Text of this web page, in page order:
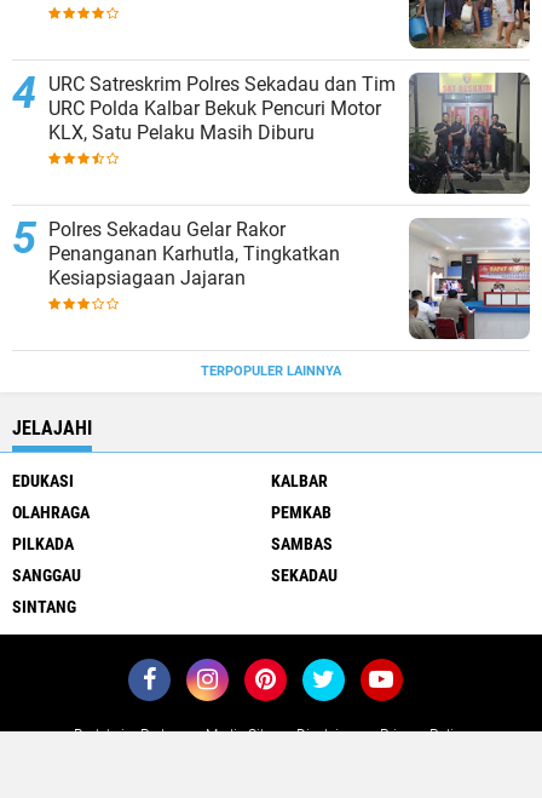
URC Satreskrim Polres Sekadau dan Tim
URC Polda Kalbar Bekuk Pencuri Motor
KLX, Satu Pelaku Masih Diburu
Polres Sekadau Gelar Rakor
Penanganan Karhutla, Tingkatkan
Kesiapsiagaan Jajaran
TERPOPULER LAINNYA
JELAJAHI
EDUKASI
KALBAR
OLAHRAGA
PEMKAB
PILKADA
SAMBAS
SANGGAU
SEKADAU
SINTANG
Redaksi Pedoman Media Siber Disclaimer
Privacy Policy